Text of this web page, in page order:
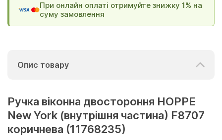
При онлайн оплаті отримуйте знижку 1% на
суму замовлення
Опис товару
Ручка віконна двостороння HOPPE
New York (внутрішня частина) F8707
коричнева (11768235)